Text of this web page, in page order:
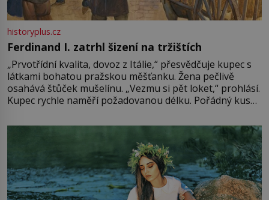
historyplus.cz
Ferdinand I. zatrhl šizení na tržištích
„Prvotřídní kvalita, dovoz z Itálie,“ přesvědčuje kupec s
látkami bohatou pražskou měšťanku. Žena pečlivě
osahává štůček mušelínu. „Vezmu si pět loket,“ prohlásí.
Kupec rychle naměří požadovanou délku. Pořádný kus
milostpaní. Stačí jenom na sukni,“ zhodnotí švadlena
množství růžového mušelínu. „Ošidili vás, podívejte.“